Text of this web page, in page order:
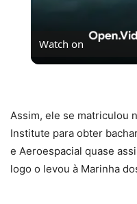
Watch on
Assim, ele se matriculou
Institute para obter
e Aeroespacial quase
logo o levou à Marinha